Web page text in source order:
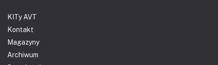
KITy AVT
Kontakt
Magazyny
Archiwum